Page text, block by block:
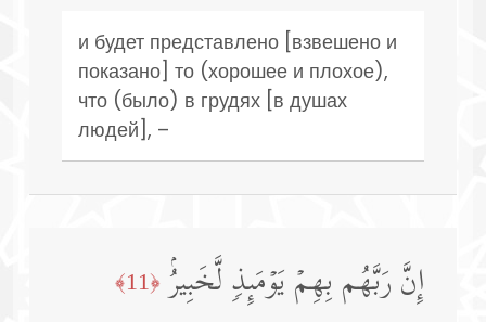
и будет представлено [взвешено и
показано] то (хорошее и плохое),
что (было) в грудях [в душах
людей], –
إِنَّ رَبَّهُم بِهِمۡ یَوۡمَىِٕذࣲ لَّخَبِیرُۢ ﴿11﴾